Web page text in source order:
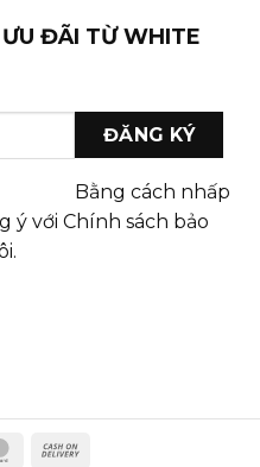
ĐÃI TỪ WHITE
Bằng cách nhấp
ý với Chính sách bảo